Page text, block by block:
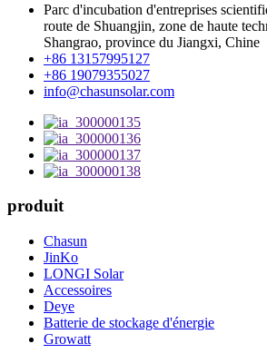
Parc d'incubation d'entreprises
route de Shuangjin, zone de haute
Shangrao, province du Jiangxi, Chine
+86 13157995127
+86 19079355027
info@chasunsolar.com
produit
Chasun
JinKo
LONGI Solar
Accessoires
Deye
Batterie de stockage d'énergie
Growatt